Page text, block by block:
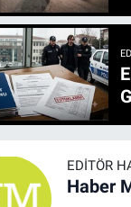
EDITÖR
Haber